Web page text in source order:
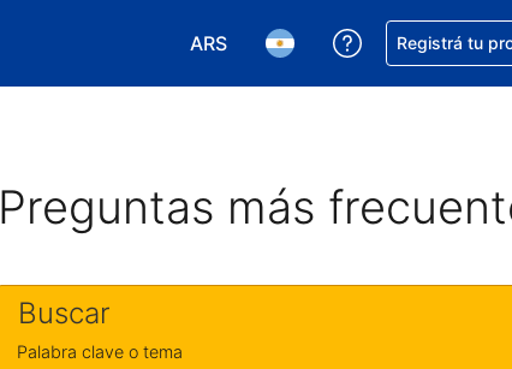
ARS
Elegir la moneda. Tu moneda
Elegir el idioma. El
Conseguí
Registrá tu
Preguntas más
Buscar
Palabra clave o tema